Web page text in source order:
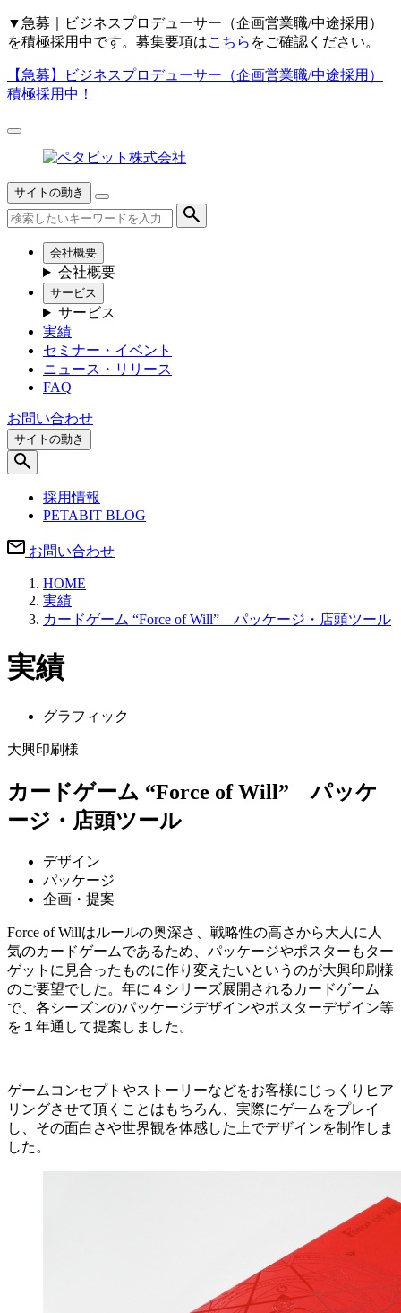
▼ 急募｜ビジネスプロデューサー（企画営業職/中途採用）
を積極採用中です。募集要項はこちら をご確認ください。
【急募】
ビジネスプロデューサー（企画営業職/中途採用）
積極採用中！
サイトの動き
会社概要
会社概要
サービス
サービス
実績
セミナー・イベント
ニュース・リリース
FAQ
お問い合わせ
サイトの動き
採用情報
PETABIT BLOG
お問い合わせ
HOME
実績
カードゲーム “Force of Will” パッケージ・店頭ツール
実績
グラフィック
大興印刷様
カードゲーム “Force of Will” パッケ
ージ・店頭ツール
デザイン
パッケージ
企画・提案
Force of Willはルールの奥深さ、戦略性の高さから大人に人
気のカードゲームであるため、パッケージやポスターもター
ゲットに見合ったものに作り変えたいというのが大興印刷様
のご要望でした。年に４シリーズ展開されるカードゲーム
で、各シーズンのパッケージデザインやポスターデザイン等
を１年通して提案しました。
ゲームコンセプトやストーリーなどをお客様にじっくりヒア
リングさせて頂くことはもちろん、実際にゲームをプレイ
し、その面白さや世界観を体感した上でデザインを制作しま
した。